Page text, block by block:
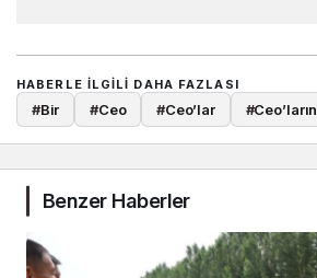
HABERLE ILGILI DAHA FAZLASI
#Bir #Ceo #Ceo’lar #Ceo’ların
Benzer Haberler